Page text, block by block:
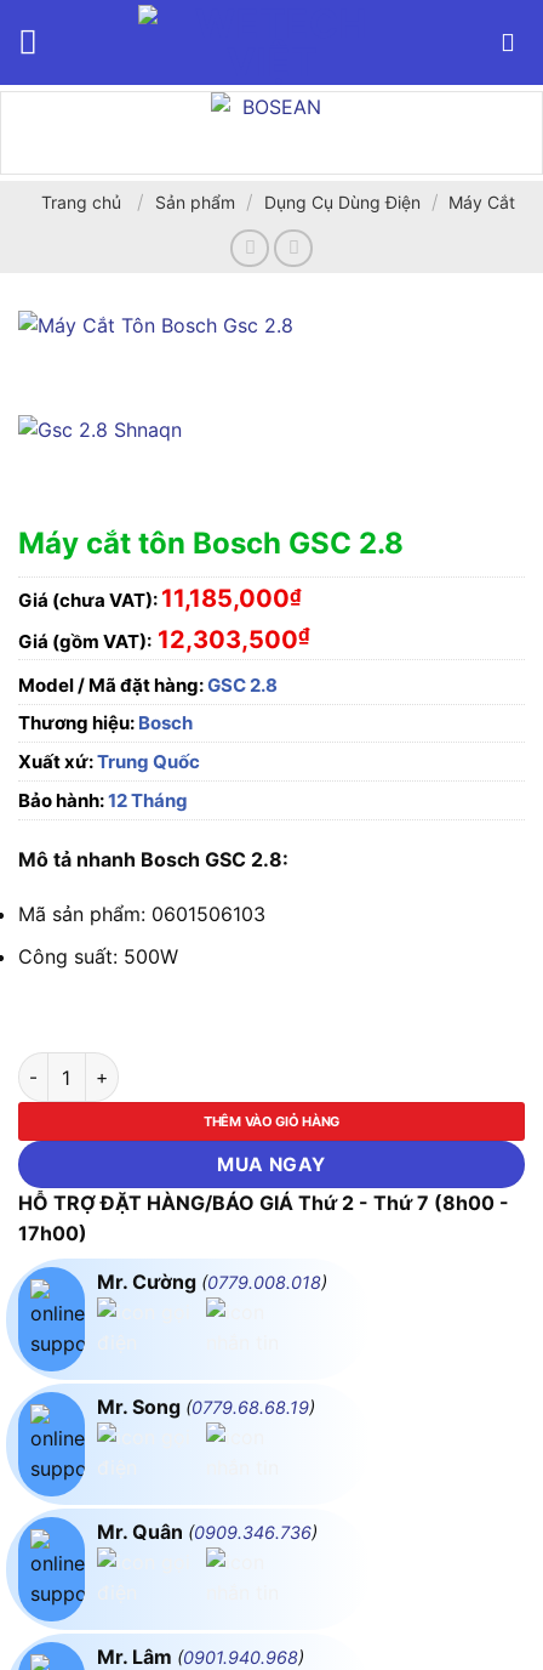
Trang chủ / Sản phẩm / Dụng Cụ Dùng Điện / Máy Cắt
Máy cắt tôn Bosch GSC 2.8
Giá (chưa VAT): 11,185,000₫
Giá (gồm VAT): 12,303,500₫
Model / Mã đặt hàng:GSC 2.8
Thương hiệu: Bosch
Xuất xứ:Trung Quốc
Bảo hành:12 Tháng
Mô tả nhanh Bosch GSC 2.8:
Mã sản phẩm: 0601506103
Công suất: 500W
Máy cắt tôn Bosch GSC 2.8 số lượng
THÊM VÀO GIỎ HÀNG
MUA NGAY
HỖ TRỢ ĐẶT HÀNG/BÁO GIÁ Thứ 2 - Thứ 7 (8h00 -
17h00)
Mr. Cường (0779.008.018)
Mr. Song (0779.68.68.19)
Mr. Quân (0909.346.736)
Mr. Lâm (0901.940.968)